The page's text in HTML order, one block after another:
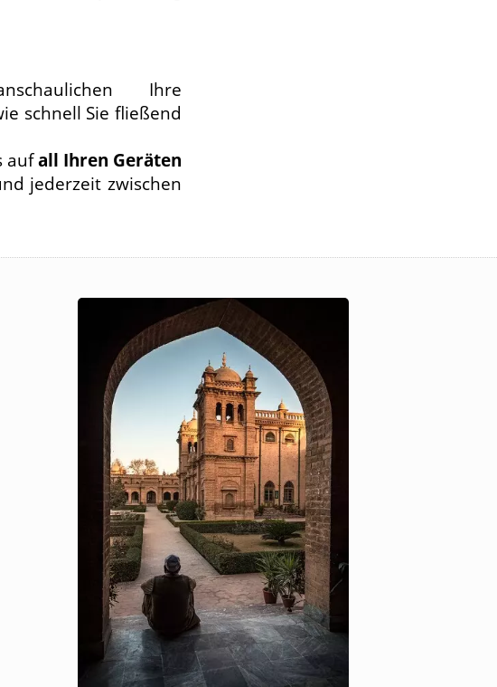
Ihre
schnell Sie fließend
aufall Ihren Geräten
jederzeit zwischen